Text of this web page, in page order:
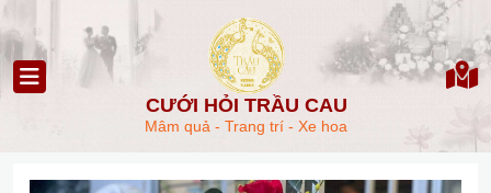
CƯỚI HỎI TRẦU CAU
Mâm quả - Trang trí - Xe hoa